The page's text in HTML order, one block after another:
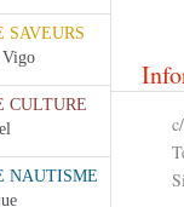
SAVEURS
Vigo
CULTURE
NAUTISME